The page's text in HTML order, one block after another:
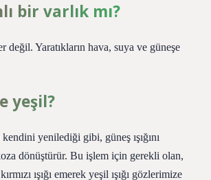
bir varlık mı?
değil. Yaratıkların hava, suya ve güneşe
yeşil?
kendini yenilediği gibi, güneş ışığını
dönüştürür. Bu işlem için gerekli olan,
ışığı emerek yeşil ışığı gözlerimize